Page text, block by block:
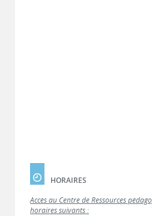
HORAIRES
Accès au Centre de Ressources
horaires suivants :